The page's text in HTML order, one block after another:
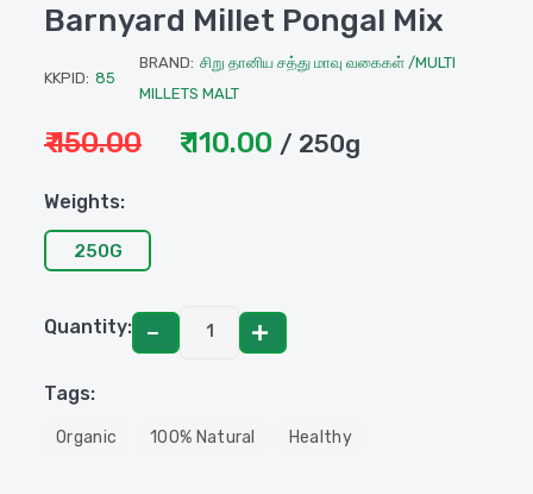
Barnyard Millet Pongal Mix
KKPID: 85
BRAND: சிறு தானிய சத்து மாவு வகைகள் /MULTI
MILLETS MALT
₹ 150.00 ₹ 110.00 / 250g
Weights:
250G
Quantity:
Tags:
Organic 100% Natural Healthy